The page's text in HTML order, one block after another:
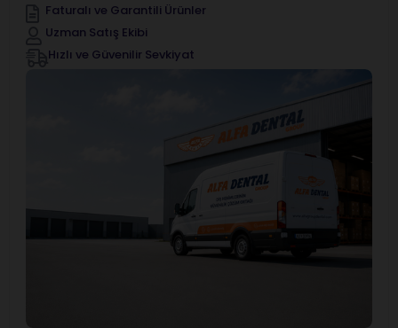
Faturalı ve Garantili Ürünler
Uzman Satış Ekibi
Hızlı ve Güvenilir Sevkiyat